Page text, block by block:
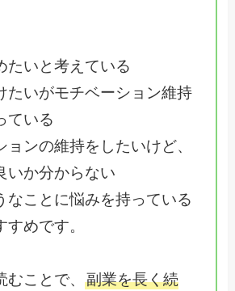
たいと考えている
たいがモチベーション維持
ている
ョンの維持をしたいけど、
いか分からない
なことに悩みを持っている
すめです。
ことで、 副業を長く続